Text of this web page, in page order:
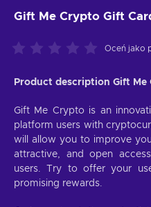
Gift Me Crypto Gift
Oceń jako
Product description Gift Me
Gift Me Crypto is an
platform users with
will allow you to improve
attractive, and open
users. Try to offer your
promising rewards.